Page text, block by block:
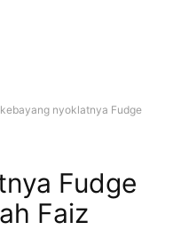
kebayang nyoklatnya Fudge
Fudge
Faiz